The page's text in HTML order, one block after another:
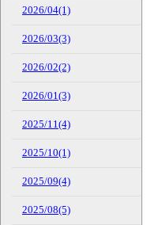
2026/04(1)
2026/03(3)
2026/02(2)
2026/01(3)
2025/11(4)
2025/10(1)
2025/09(4)
2025/08(5)